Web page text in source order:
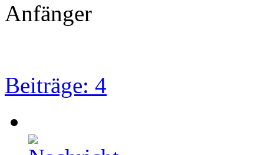
Anfänger
Beiträge: 4